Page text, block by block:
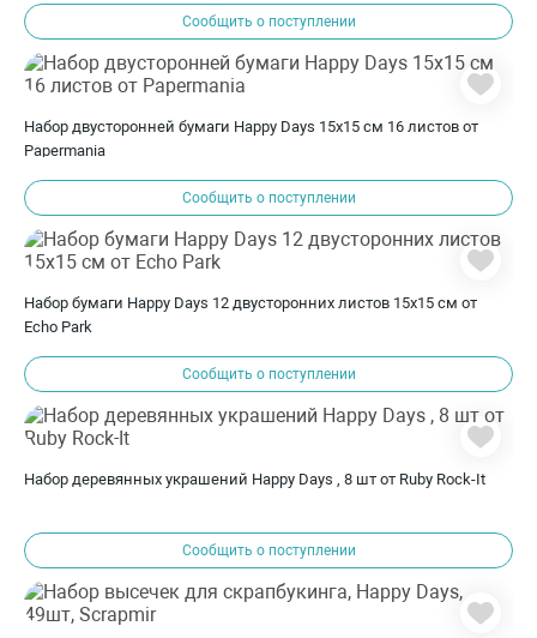
Сообщить о поступлении
Набор двусторонней бумаги Happy Days 15х15 см 16 листов от
Papermania
Сообщить о поступлении
Набор бумаги Happy Days 12 двусторонних листов 15х15 см от
Echo Park
Сообщить о поступлении
Набор деревянных украшений Happy Days , 8 шт от Ruby Rock-It
Сообщить о поступлении